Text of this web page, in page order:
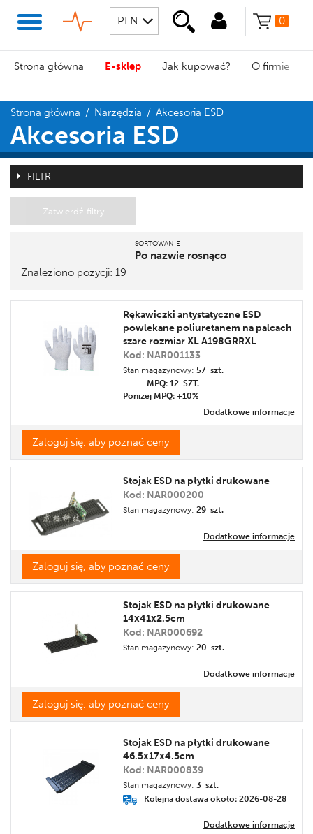
0
Strona główna E-sklep Jak kupować? O firmie
Strona główna / Narzędzia / Akcesoria ESD
Akcesoria ESD
FILTR
Zatwierdź filtry
SORTOWANIE
Po nazwie rosnąco
Nazwa
Cena
Promocja
Etykieta
Znaleziono pozycji: 19
Rękawiczki antystatyczne ESD
powlekane poliuretanem na palcach
szare rozmiar XL A198GRRXL
Kod: NAR001133
Stan magazynowy: 57 szt.
MPQ: 12 SZT.
Poniżej MPQ: +10%
Dodatkowe informacje
Zaloguj się, aby poznać ceny
Stojak ESD na płytki drukowane
Kod: NAR000200
Stan magazynowy: 29 szt.
Dodatkowe informacje
Zaloguj się, aby poznać ceny
Stojak ESD na płytki drukowane
14x41x2.5cm
Kod: NAR000692
Stan magazynowy: 20 szt.
Dodatkowe informacje
Zaloguj się, aby poznać ceny
Stojak ESD na płytki drukowane
46.5x17x4.5cm
Kod: NAR000839
Kolejna dostawa około: 2026-08-28
Stan magazynowy: 3 szt.
Dodatkowe informacje